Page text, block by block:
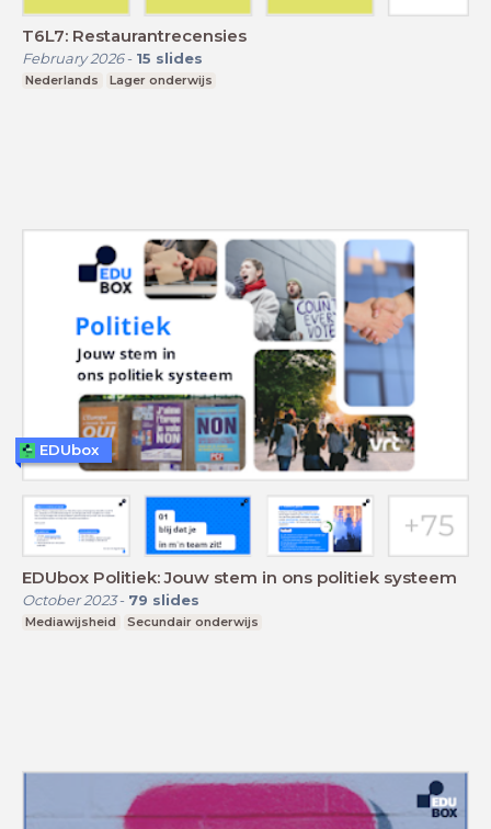
T6L7: Restaurantrecensies
February 2026- 15 slides
Nederlands Lager onderwijs
EDUbox Politiek: Jouw stem in ons politiek systeem
October 2023- 79 slides
Mediawijsheid Secundair onderwijs
EDUbox